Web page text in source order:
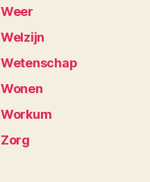
Weer
Welzijn
Wetenschap
Wonen
Workum
Zorg